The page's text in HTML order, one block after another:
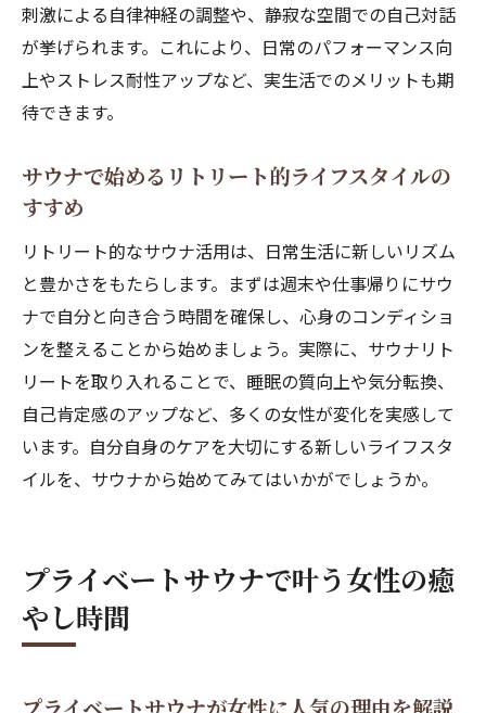
刺激による自律神経の調整や、静寂な空間での自己対話
が挙げられます。これにより、日常のパフォーマンス向
上やストレス耐性アップなど、実生活でのメリットも期
待できます。
サウナで始めるリトリート的ライフスタイルの
すすめ
リトリート的なサウナ活用は、日常生活に新しいリズム
と豊かさをもたらします。まずは週末や仕事帰りにサウ
ナで自分と向き合う時間を確保し、心身のコンディショ
ンを整えることから始めましょう。実際に、サウナリト
リートを取り入れることで、睡眠の質向上や気分転換、
自己肯定感のアップなど、多くの女性が変化を実感して
います。自分自身のケアを大切にする新しいライフスタ
イルを、サウナから始めてみてはいかがでしょうか。
プライベートサウナで叶う女性の癒
やし時間